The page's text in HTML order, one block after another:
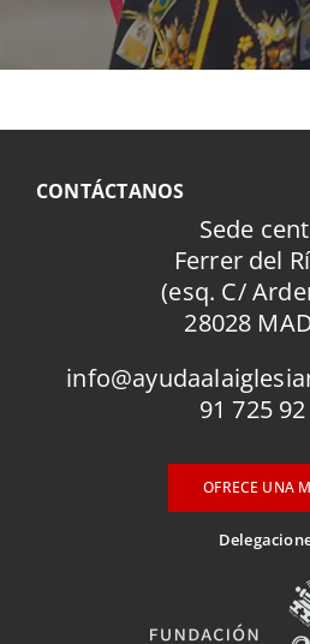
CONTÁCTANOS
Sede
Ferrer del
(esq. C/
28028
91 725
OFRECE UNA